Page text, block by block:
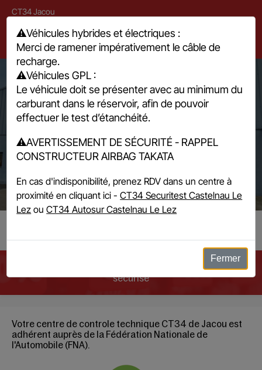
CT34 Jacou
Espace Bocaud 12 rue Louis Breguet, 34830 Jacou
04 67 67 17 17
Mediateur
Payer votre RDV en ligne par carte bancaire, paiement
sécurisé
Votre centre de controle technique CT34 de Jacou est
adhérent auprès de la Fédération Nationale de
l'Automobile (FNA).
⚠️Véhicules hybrides et électriques :
Merci de ramener impérativement le câble de
recharge.
⚠️Véhicules GPL :
Le véhicule doit se présenter avec au minimum du
carburant dans le réservoir, afin de pouvoir
effectuer le test d’étanchéité.
⚠️AVERTISSEMENT DE SÉCURITÉ - RAPPEL
CONSTRUCTEUR AIRBAG TAKATA
En cas d'indisponibilité, prenez RDV dans un centre à
proximité en cliquant ici -CT34 Securitest Castelnau Le
Lez ouCT34 Autosur Castelnau Le Lez
Fermer